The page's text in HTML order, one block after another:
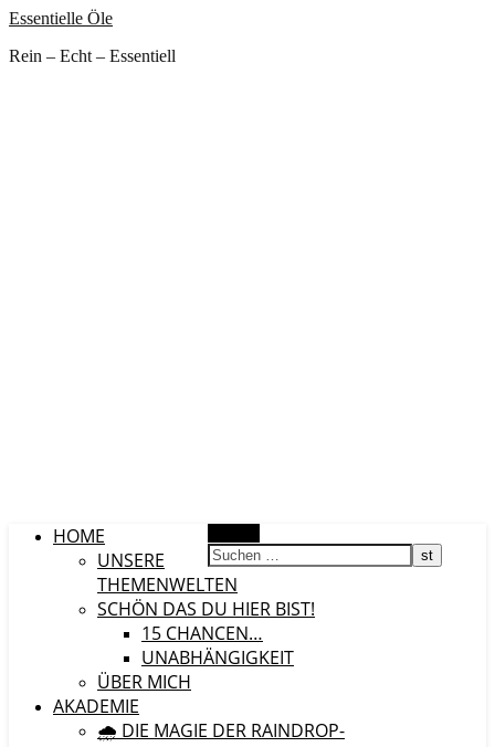
Essentielle Öle
Rein – Echt – Essentiell
HOME
UNSERE
THEMENWELTEN
SCHÖN DAS DU HIER BIST!
15 CHANCEN…
UNABHÄNGIGKEIT
ÜBER MICH
AKADEMIE
🌧️ DIE MAGIE DER RAINDROP-